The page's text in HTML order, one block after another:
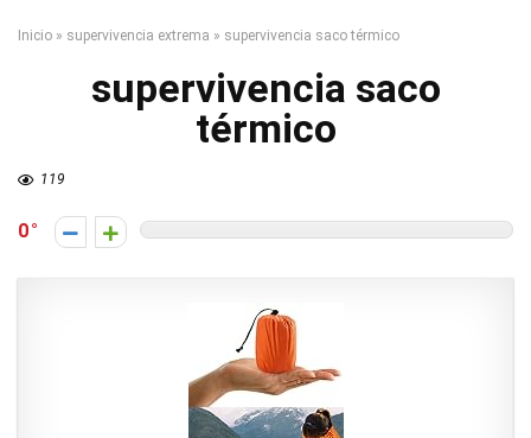
Inicio » supervivencia extrema » supervivencia saco térmico
supervivencia saco
térmico
119
0